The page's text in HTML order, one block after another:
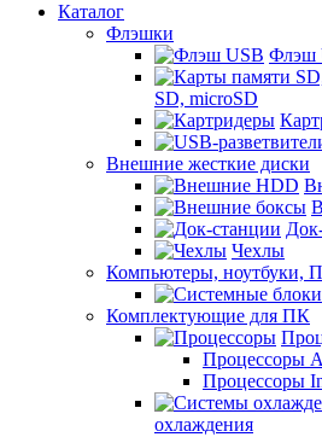
Каталог
Флэшки
Флэш
SD, microSD
Внешние жесткие диски
Чехлы
Компьютеры, ноутбуки,
Комплектующие для ПК
Процессоры
Процессоры
охлаждения